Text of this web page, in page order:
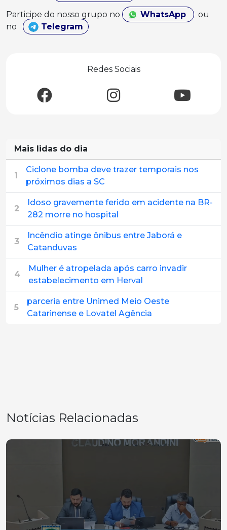
Participe do nosso grupo no WhatsApp
ou
no
Telegram
Redes Sociais
Mais lidas do dia
1
Ciclone bomba deve trazer temporais nos
próximos dias a SC
2
Idoso gravemente ferido em acidente na BR-
282 morre no hospital
3
Incêndio atinge ônibus entre Jaborá e
Catanduvas
4
Mulher é atropelada após carro invadir
estabelecimento em Herval
5
parceria entre Unimed Meio Oeste
Catarinense e Lovatel Agência
Notícias Relacionadas